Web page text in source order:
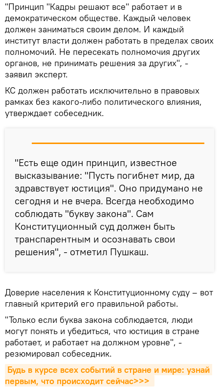
"Принцип "Кадры решают все" работает и в
демократическом обществе. Каждый человек
должен заниматься своим делом. И каждый
институт власти должен работать в пределах своих
полномочий. Не пересекать полномочия других
органов, не принимать решения за других", -
заявил эксперт.
КС должен работать исключительно в правовых
рамках без какого-либо политического влияния,
утверждает собеседник.
"Есть еще один принцип, известное
высказывание: "Пусть погибнет мир, да
здравствует юстиция". Оно придумано не
сегодня и не вчера. Всегда необходимо
соблюдать "букву закона". Сам
Конституционный суд должен быть
транспарентным и осознавать свои
решения", - отметил Пушкаш.
Доверие населения к Конституционному суду – вот
главный критерий его правильной работы.
"Только если буква закона соблюдается, люди
могут понять и убедиться, что юстиция в стране
работает, и работает на должном уровне", -
резюмировал собеседник.
Будь в курсе всех событий в стране и мире: узнай
первым, что происходит сейчаc>>>